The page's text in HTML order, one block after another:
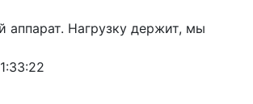
аппарат. Нагрузку держит, мы